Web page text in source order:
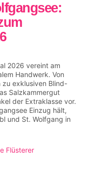
2026 vereint am
Handwerk. Von
exklusiven Blind-
Salzkammergut
der Extraklasse vor.
Einzug hält,
und St. Wolfgang in